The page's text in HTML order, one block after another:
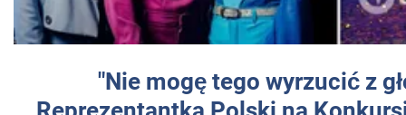
"Nie mogę tego wyrzucić z